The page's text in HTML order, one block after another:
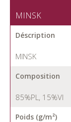
MINSK
Déscription
MINSK
Composition
85%PL, 15%VI
Poids (g/m²)